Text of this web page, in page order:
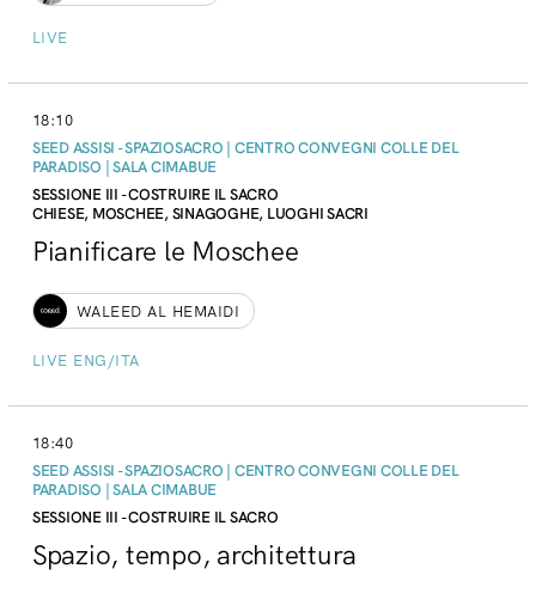
LIVE
18:10
SEED ASSISI - SPAZIOSACRO | CENTRO CONVEGNI COLLE DEL
PARADISO | SALA CIMABUE
SESSIONE III - COSTRUIRE IL SACRO
CHIESE, MOSCHEE, SINAGOGHE, LUOGHI SACRI
Pianificare le Moschee
WALEED AL HEMAIDI
LIVE ENG/ITA
18:40
SEED ASSISI - SPAZIOSACRO | CENTRO CONVEGNI COLLE DEL
PARADISO | SALA CIMABUE
SESSIONE III - COSTRUIRE IL SACRO
Spazio, tempo, architettura